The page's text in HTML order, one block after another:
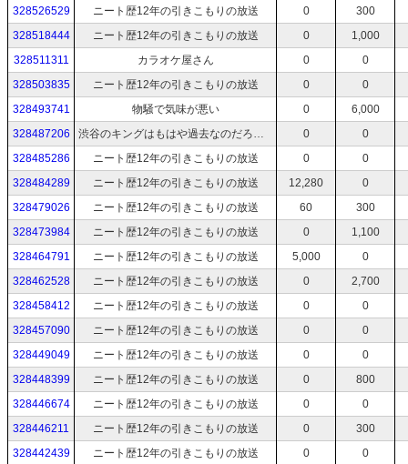
328526529
ニート歴12年の引きこもりの放送 0
300
328518444
ニート歴12年の引きこもりの放送 0
1,000
328511311
カラオケ屋さん 0
0
328503835
ニート歴12年の引きこもりの放送 0
0
328493741
物騒で気味が悪い 0
6,000
328487206
渋谷のキングはもはや過去なのだろうか？ 0
0
328485286
ニート歴12年の引きこもりの放送 0
0
328484289
ニート歴12年の引きこもりの放送 12,280
0
328479026
ニート歴12年の引きこもりの放送 60
300
328473984
ニート歴12年の引きこもりの放送 0
1,100
328464791
ニート歴12年の引きこもりの放送 5,000
0
328462528
ニート歴12年の引きこもりの放送 0
2,700
328458412
ニート歴12年の引きこもりの放送 0
0
328457090
ニート歴12年の引きこもりの放送 0
0
328449049
ニート歴12年の引きこもりの放送 0
0
328448399
ニート歴12年の引きこもりの放送 0
800
328446674
ニート歴12年の引きこもりの放送 0
0
328446211
ニート歴12年の引きこもりの放送 0
300
328442439
ニート歴12年の引きこもりの放送 0
0